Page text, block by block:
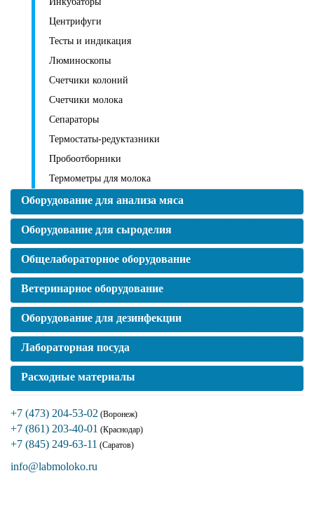
Центрифуги
Тесты и индикация
Люминоскопы
Счетчики колоний
Счетчики молока
Сепараторы
Термостаты-редуктазники
Пробоотборники
Термометры для молока
Оборудование для анализа мяса
Оборудование для сыроделия
Общелабораторное оборудование
Ветеринарное оборудование
Оборудование для дезинфекции
Лабораторная посуда
Расходные материалы
+7 (473) 204-53-02 (Воронеж)
+7 (861) 203-40-01 (Краснодар)
+7 (845) 249-63-11 (Саратов)
info@labmoloko.ru